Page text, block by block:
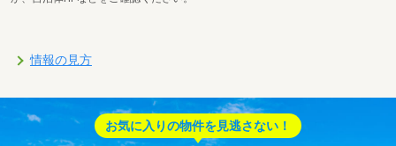
情報の見方
お気に入りの物件を見逃さない！